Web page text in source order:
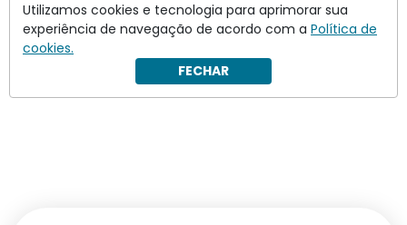
Utilizamos cookies e tecnologia para aprimorar sua
experiência de navegação de acordo com a Política de
cookies.
FECHAR